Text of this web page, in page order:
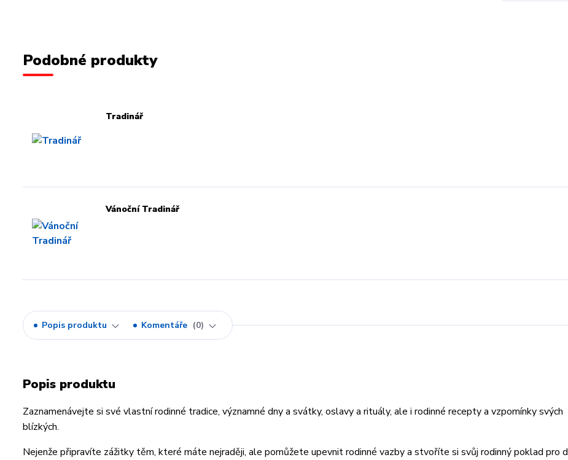
Podobné produkty
Tradinář
Vánoční Tradinář
Popis produktu Komentáře 0
Popis produktu
Zaznamenávejte si své vlastní rodinné tradice, významné dny a svátky, oslavy a rituály, ale i rodinné recepty a vzpomínky svých
blízkých.
Nejenže připravíte zážitky těm, které máte nejraději, ale pomůžete upevnit rodinné vazby a stvoříte si svůj rodinný poklad pro